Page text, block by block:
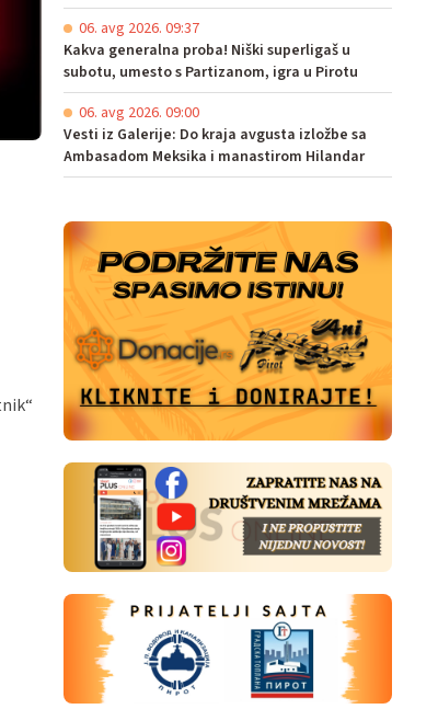
06. avg 2026. 09:37
Kakva generalna proba! Niški superligaš u
subotu, umesto s Partizanom, igra u Pirotu
06. avg 2026. 09:00
Vesti iz Galerije: Do kraja avgusta izložbe sa
Ambasadom Meksika i manastirom Hilandar